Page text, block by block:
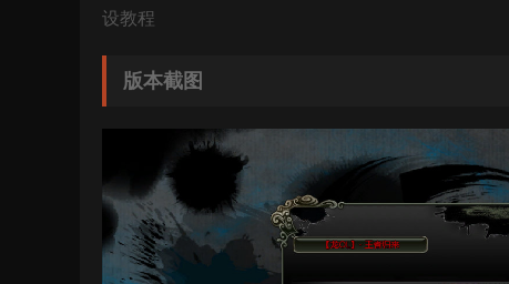
设教程
版本截图